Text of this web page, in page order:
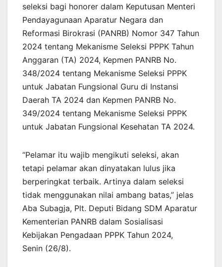
seleksi bagi honorer dalam Keputusan Menteri
Pendayagunaan Aparatur Negara dan
Reformasi Birokrasi (PANRB) Nomor 347 Tahun
2024 tentang Mekanisme Seleksi PPPK Tahun
Anggaran (TA) 2024, Kepmen PANRB No.
348/2024 tentang Mekanisme Seleksi PPPK
untuk Jabatan Fungsional Guru di Instansi
Daerah TA 2024 dan Kepmen PANRB No.
349/2024 tentang Mekanisme Seleksi PPPK
untuk Jabatan Fungsional Kesehatan TA 2024.
“Pelamar itu wajib mengikuti seleksi, akan
tetapi pelamar akan dinyatakan lulus jika
berperingkat terbaik. Artinya dalam seleksi
tidak menggunakan nilai ambang batas,” jelas
Aba Subagja, Plt. Deputi Bidang SDM Aparatur
Kementerian PANRB dalam Sosialisasi
Kebijakan Pengadaan PPPK Tahun 2024,
Senin (26/8).